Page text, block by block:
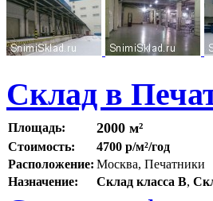
Склад в
Площадь: 2000 м²
Стоимость:
4700 р/м²/год
Расположение: Москва, Печатники
Назначение:
Склад класса B,